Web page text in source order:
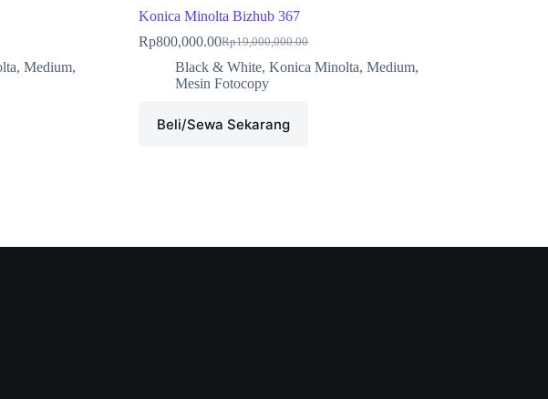
, Medium,
Konica Minolta Bizhub 367
Rp19,000,000.00
Rp800,000.00
Black & White,Konica Minolta,Medium,
Mesin Fotocopy
Beli/Sewa Sekarang